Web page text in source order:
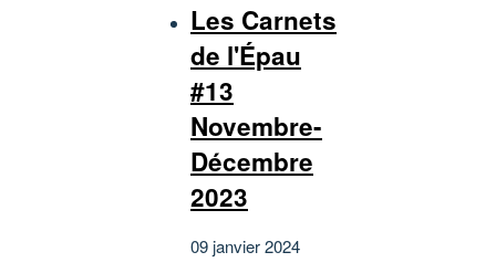
Les Carnets
de l'Épau
#13
Novembre-
Décembre
2023
09 janvier 2024